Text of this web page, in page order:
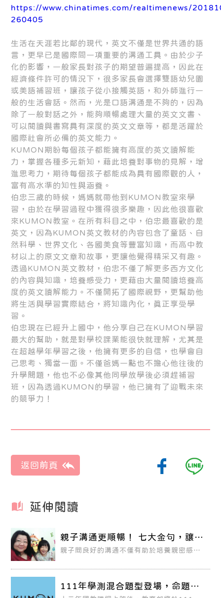
https://www.chinatimes.com/realtimenews/
260405
生活在天涯若比鄰的現代，英文不僅是世界共通的語
言，更早已是國際間一項重要的溝通工具。由於少子
化的影響，一般家長對孩子的期望普遍提高，因此在
經濟條件許可的情況下，很多家長會選擇雙語幼兒園
或美語補習班，讓孩子從小接觸英語，和外師進行一
般的生活會話。然而，光是口語溝通是不夠的，因為
除了一般對話之外，能夠順暢處理大量的英文文書、
可以閱讀與書寫具有深度的英文文章等，都是活躍於
國際社會所必備的英文能力。
KUMON期盼每個孩子都能擁有高度的英文讀解能
力，掌握各種多元新知，藉此培養對事物的見解，增
進思考力，期待每個孩子都能成為具有國際觀的人，
富有高水準的知性與涵養。
伯忠三歲的時候，媽媽就帶他到KUMON教室來學
習，由於在學習過程中獲得很多樂趣，因此他很喜歡
來KUMON教室。在所有科目之中，伯忠最喜歡的是
英文，因為KUMON英文教材的內容包含了童話、自
然科學、世界文化、各國美食等豐富知識，而高中教
材以上的原文文章和故事，更讓他覺得精采又有趣。
透過KUMON英文教材，伯忠不僅了解更多西方文化
的內容與知識，培養感受力，更藉由大量閱讀培養高
度的英文讀解能力。不僅開拓了國際視野，更幫助他
將生活與學習實際結合，將知識內化，真正享受學
習。
伯忠現在已經升上國中，他分享自己在KUMON學習
最大的幫助，就是對學校課業能很快就理解，尤其是
在超越學年學習之後，他擁有更多的自信，也學會自
己思考、獨當一面。不僅爸媽一點也不擔心他往後的
升學問題，他也不必像其他同學放學後必須趕補習
班，因為透過KUMON的學習，他已擁有了迎戰未來
的競爭力！
延伸閱讀
親子溝通更順暢！ 七大金句，讓孩
子聽懂你想說什麼
親子間良好的溝通不僅有助於培養親密感，
幫助孩子未來人際間溝通能力的發展。身為
步，但是最有效的溝通方式其實是一些簡短
的句子。
111年學測混合題型登場，命題趨
勢搶先看！